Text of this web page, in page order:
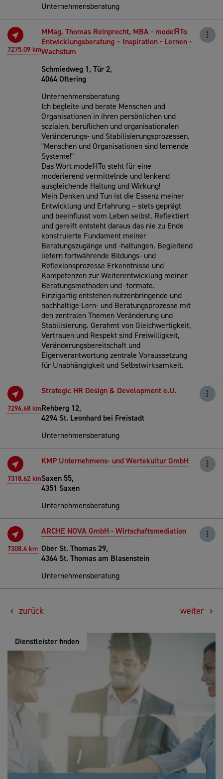
Unternehmensberatung
7275.09 km
MMag. Thomas Reinprecht, MBA - modeЯTo
Entwicklungsberatung – Inspiration • Lernen •
Wachstum
Schmiedweg 1, Tür 2,
4064 Oftering
Unternehmensberatung
Ich begleite und berate Menschen und
Organisationen in ihren persönlichen und
sozialen, beruflichen und organisationalen
Veränderungs- und Stabilisierungsprozessen.
"Menschen und Organisationen sind lernende
Systeme!"
Das Wort modeЯTo steht für eine
moderierend vermittelnde und lenkend
ausgleichende Haltung und Wirkung!
Mein Denken und Tun ist die Essenz meiner
Entwicklung und Erfahrung – stets geprägt
und beeinflusst vom Leben selbst. Reflektiert
und gereift entsteht daraus das nie zu Ende
konstruierte Fundament meiner
Beratungszugänge und -haltungen. Begleitend
liefern fortwährende Bildungs- und
Reflexionsprozesse Erkenntnisse und
Kompetenzen zur Weiterentwicklung meiner
Beratungsmethoden und -formate.
Einzigartig entstehen nutzenbringende und
nachhaltige Lern- und Beratungsprozesse mit
den zentralen Themen Veränderung und
Stabilisierung. Gerahmt von Gleichwertigkeit,
Vertrauen und Respekt sind Freiwilligkeit,
Veränderungsbereitschaft und
Eigenverantwortung zentrale Voraussetzung
für Unabhängigkeit und Selbstwirksamkeit.
7296.68 km
Strategic HR Design & Development e.U.
Rehberg 12,
4294 St. Leonhard bei Freistadt
Unternehmensberatung
7318.62 km
KMP Unternehmens- und Wertekultur GmbH
Saxen 55,
4351 Saxen
Unternehmensberatung
7308.4 km
ARCHE NOVA GmbH - Wirtschaftsmediation
Ober St. Thomas 29,
4364 St. Thomas am Blasenstein
Unternehmensberatung
zurück weiter
Dienstleister finden